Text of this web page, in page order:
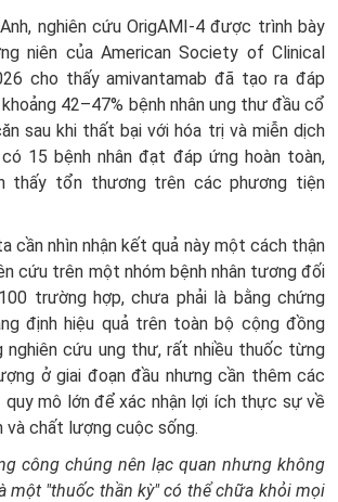
nghiên cứu OrigAMI-4 được trình bày
niên của American Society of Clinical
cho thấy amivantamab đã tạo ra đáp
42–47% bệnh nhân ung thư đầu cổ
sau khi thất bại với hóa trị và miễn dịch
15 bệnh nhân đạt đáp ứng hoàn toàn,
thấy tổn thương trên các phương tiện
cần nhìn nhận kết quả này một cách thận
cứu trên một nhóm bệnh nhân tương đối
trường hợp, chưa phải là bằng chứng
định hiệu quả trên toàn bộ cộng đồng
nghiên cứu ung thư, rất nhiều thuốc từng
ở giai đoạn đầu nhưng cần thêm các
quy mô lớn để xác nhận lợi ích thực sự về
và chất lượng cuộc sống.
công chúng nên lạc quan nhưng không
một "thuốc thần kỳ" có thể chữa khỏi mọi